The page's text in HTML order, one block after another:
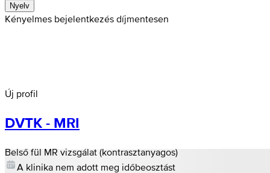
Nyelv
Kényelmes bejelentkezés díjmentesen
Új profil
DVTK - MRI
Belső fül MR vizsgálat (kontrasztanyagos)
A klinika nem adott meg időbeosztást